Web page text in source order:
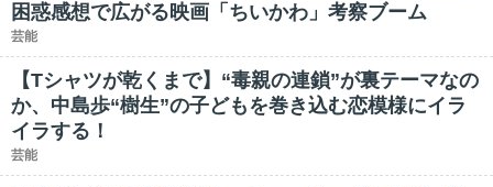
困惑感想で広がる映画「ちいかわ」考察ブーム
芸能
【Tシャツが乾くまで】“毒親の連鎖”が裏テーマなの
か、中島歩“樹生”の子どもを巻き込む恋模様にイラ
イラする！
芸能